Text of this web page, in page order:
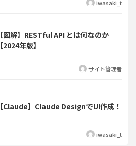
iwasaki_t
【図解】RESTful API とは何なのか
【2024年版】
サイト管理者
【Claude】Claude DesignでUI作成！
iwasaki_t